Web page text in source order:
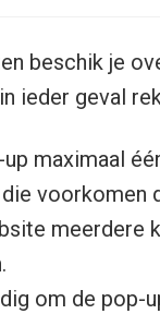
beschik je
ieder geval
maximaal
voorkomen
meerdere
om de pop-